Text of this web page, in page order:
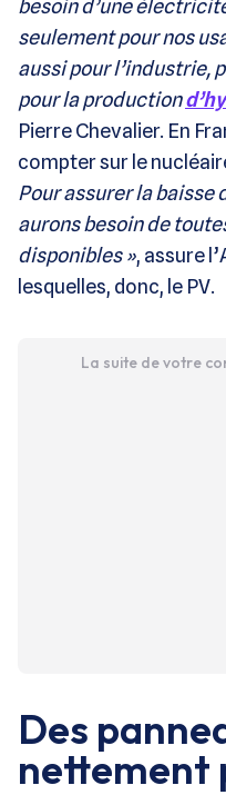
besoin d’une
seulement pour nos
aussi pour l’industrie,
pour la production
Pierre Chevalier. En
compter sur le
Pour assurer la baisse
aurons besoin de
disponibles », assure
lesquelles, donc, le PV.
La suite de votre
Des
nettement